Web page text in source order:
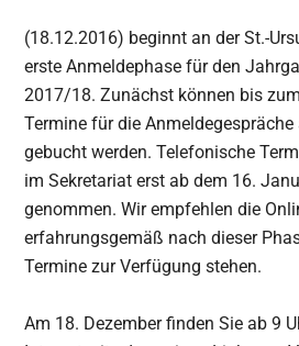
(18.12.2016) beginnt an der St.-
erste Anmeldephase für den
2017/18. Zunächst können bis
Termine für die
gebucht werden. Telefonische
im Sekretariat erst ab dem 16.
genommen. Wir empfehlen die
erfahrungsgemäß nach dieser
Termine zur Verfügung stehen.
Am 18. Dezember finden Sie ab 9